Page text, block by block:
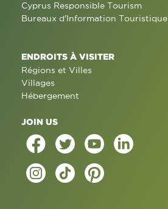
Cyprus Responsible Tourism
Bureaux d'Information Touristique
ENDROITS À VISITER
Régions et Villes
Villages
Hébergement
JOIN US